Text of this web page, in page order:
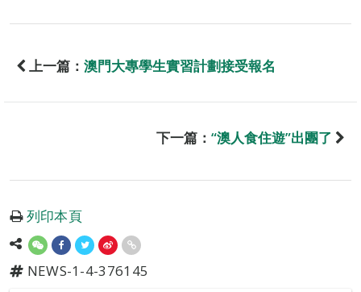
上一篇： 澳門大專學生實習計劃接受報名
下一篇： “澳人食住遊”出團了
列印本頁
NEWS-1-4-376145